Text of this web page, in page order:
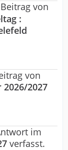
von
:
von
2026/2027
im
verfasst.